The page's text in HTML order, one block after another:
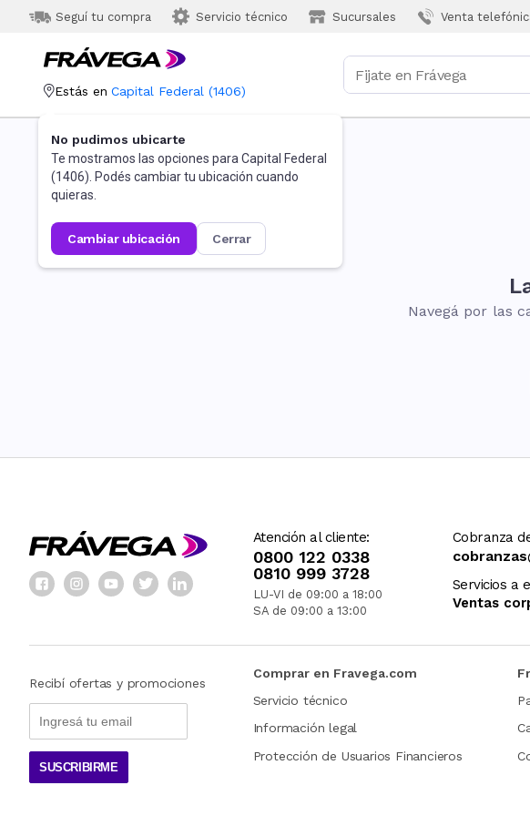
Seguí tu compra Servicio técnico Sucursales Venta
Estás en Capital Federal (1406)
No pudimos ubicarte
Te mostramos las opciones para Capital Federal
(1406). Podés cambiar tu ubicación cuando
quieras.
cambiar ubicación cerrar
Navegá por las
Atención al cliente:
0800 122 0338
0810 999 3728
LU-VI de 09:00 a 18:00
SA de 09:00 a 13:00
Cobranza
Servicios a
Ventas
Recibí ofertas y promociones
SUSCRIBIRME
Comprar en Fravega.com
Servicio técnico
Información legal
Protección de Usuarios Financieros